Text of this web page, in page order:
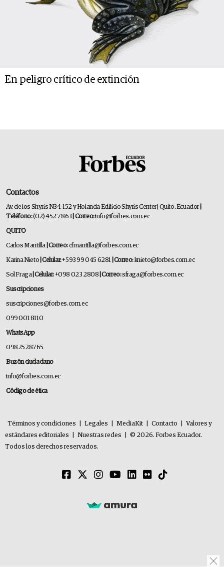
En peligro crítico de extinción
Contactos
Av. de los Shyris N34-152 y Holanda Edificio Shyris Center | Quito, Ecuador
Teléfono:(02) 452 7863 | Correo:info@forbes.com.ec
QUITO
Carlos Mantilla | Correo:cfmantilla@forbes.com.ec
Karina Nieto | Celular:+593 99 045 6281 | Correo:knieto@forbes.com.ec
Sol Fraga| Celular:+098 023 2808 | Correo:sfraga@forbes.com.ec
Suscripciones
suscripciones@forbes.com.ec
099 001 8110
WhatsApp
0982528765
Buzón ciudadano
info@forbes.com.ec
Código de ética
Términos y condiciones Legales MediaKit Contacto
Valores y
estándares editoriales
Nuestras redes
© 2026. Forbes Ecuador.
Todos los derechos reservados.